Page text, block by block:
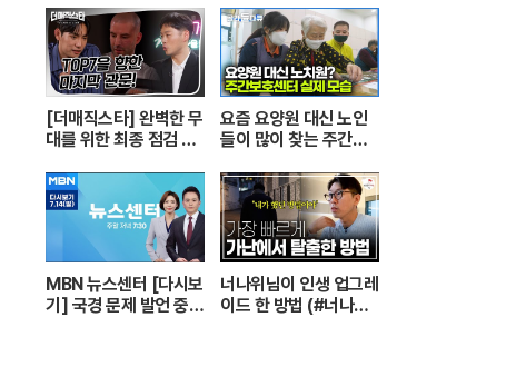
장 3부]
[더매직스타] 완벽한 무
대를 위한 최종 점검 현
요즘 요양원 대신 노인
들이 많이 찾는 주간보
어르신들 손발이 되어주
는 요양보호사의 하루
┃주간보호센터 24시
┃PD로그┃#골라듄다
큐
MBN 뉴스센터 [다시보
기] 국경 문제 발언 중
너나위님이 인생 업그레
이드 한 방법 (#너나위